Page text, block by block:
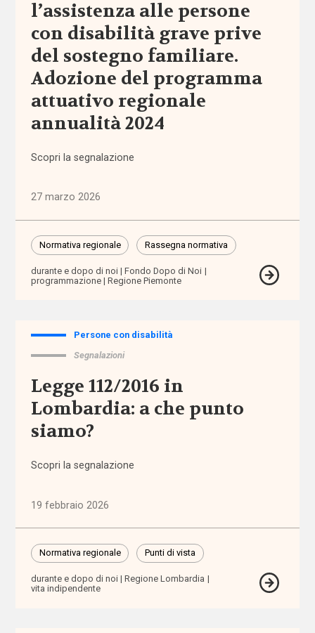
affido
affordability
ageing
AgID
sociale
Alleanza
contro
povertà
per
allontanamento
alunni
stranieri
Alzheimer
ambiente
ambito
territoriale
amministratore
l’assistenza alle persone
con disabilità grave prive
del sostegno familiare.
Adozione del programma
attuativo regionale
annualità 2024
Scopri la segnalazione
27 marzo 2026
Normativa regionale Rassegna normativa
durante e dopo di noi
Fondo Dopo di Noi
programmazione
Regione Piemonte
Persone con disabilità
Segnalazioni
Legge 112/2016 in
Lombardia: a che punto
siamo?
Scopri la segnalazione
19 febbraio 2026
Normativa regionale Punti di vista
durante e dopo di noi
Regione Lombardia
vita indipendente